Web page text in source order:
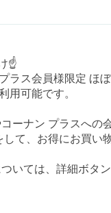
☝️
ラス会員様限定 ほ
用可能です。
ーナン プラスへ
て、お得にお買い
いては、詳細ボタ